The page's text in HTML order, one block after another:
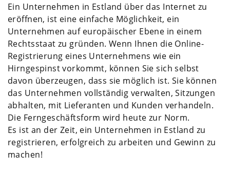
Ein Unternehmen in Estland über das Internet zu
eröffnen, ist eine einfache Möglichkeit, ein
Unternehmen auf europäischer Ebene in einem
Rechtsstaat zu gründen. Wenn Ihnen die Online-
Registrierung eines Unternehmens wie ein
Hirngespinst vorkommt, können Sie sich selbst
davon überzeugen, dass sie möglich ist. Sie können
das Unternehmen vollständig verwalten, Sitzungen
abhalten, mit Lieferanten und Kunden verhandeln.
Die Ferngeschäftsform wird heute zur Norm.
Es ist an der Zeit, ein Unternehmen in Estland zu
registrieren, erfolgreich zu arbeiten und Gewinn zu
machen!